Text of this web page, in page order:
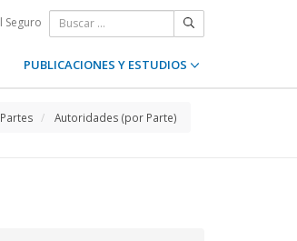
Seguro
PUBLICACIONES Y ESTUDIOS
Autoridades (por Parte)